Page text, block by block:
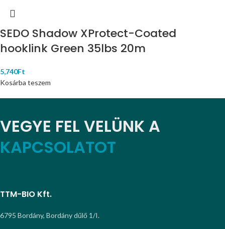
SEDO Shadow XProtect-Coated
hooklink Green 35lbs 20m
5,740Ft
Kosárba teszem
VEGYE FEL VELÜNK A
KAPCSOLATOT
TTM-BIO Kft.
6795 Bordány, Bordány dűlő 1/I.